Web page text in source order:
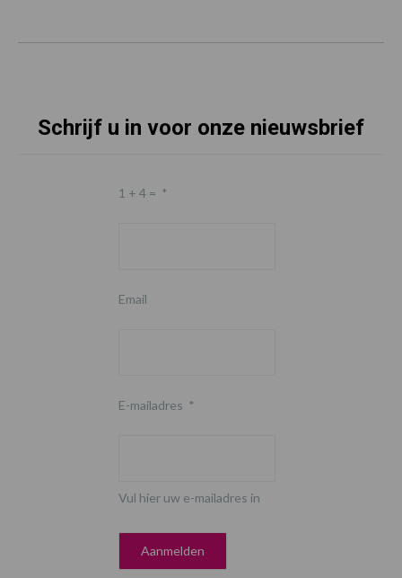
Schrijf u in voor onze nieuwsbrief
1 + 4 = *
Email
E-mailadres *
Vul hier uw e-mailadres in